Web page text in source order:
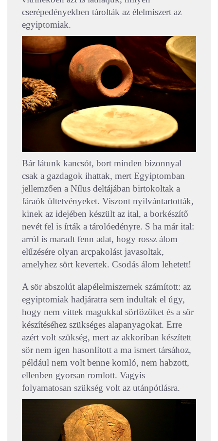
cserépedényekben tárolták az élelmiszert az
egyiptomiak.
Bár látunk kancsót, bort minden bizonnyal
csak a gazdagok ihattak, mert Egyiptomban
jellemzően a Nílus deltájában birtokoltak a
fáraók ültetvényeket. Viszont nyilvántartották,
kinek az idejében készült az ital, a borkészítő
nevét fel is írták a tárolóedényre. S ha már ital:
arról is maradt fenn adat, hogy rossz álom
elűzésére olyan arcpakolást javasoltak,
amelyhez sört kevertek. Csodás álom lehetett!
A sör abszolút alapélelmiszernek számított: az
egyiptomiak hadjáratra sem indultak el úgy,
hogy nem vittek magukkal sörfőzőket és a sör
készítéséhez szükséges alapanyagokat. Erre
azért volt szükség, mert az akkoriban készített
sör nem igen hasonlított a ma ismert társához,
például nem volt benne komló, nem habzott,
ellenben gyorsan romlott. Vagyis
folyamatosan szükség volt az utánpótlásra.